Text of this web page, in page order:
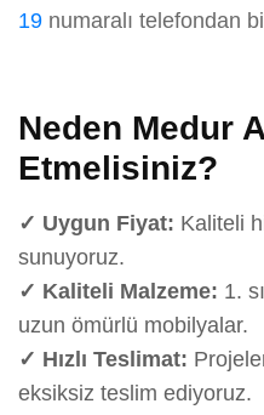
19 numaralı telefondan
Neden Medur
Etmelisiniz?
✓ Uygun Fiyat: Kaliteli
sunuyoruz.
✓ Kaliteli Malzeme: 1.
uzun ömürlü mobilyalar.
✓ Hızlı Teslimat:
eksiksiz teslim ediyoruz.